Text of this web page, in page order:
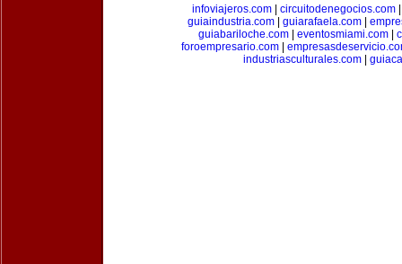
infoviajeros.com
circuitodenegocios.com
guiaindustria.com
guiarafaela.com
guiabariloche.com
eventosmiami.com
foroempresario.com|
industriasculturales.com|